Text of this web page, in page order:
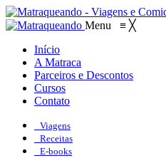
Menu ≡ ╳
Início
A Matraca
Parceiros e Descontos
Cursos
Contato
Viagens
Receitas
E-books